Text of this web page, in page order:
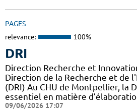
PAGES
relevance: 100%
DRI
Direction Recherche et
Direction de la Recherche et de
(DRI) Au CHU de Montpellier, la
essentiel en matière
09/06/2026 17:07